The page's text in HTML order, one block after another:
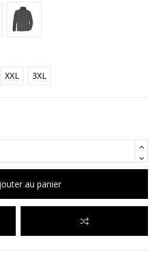
Charcoal (Solid)
XXL 3XL
au panier